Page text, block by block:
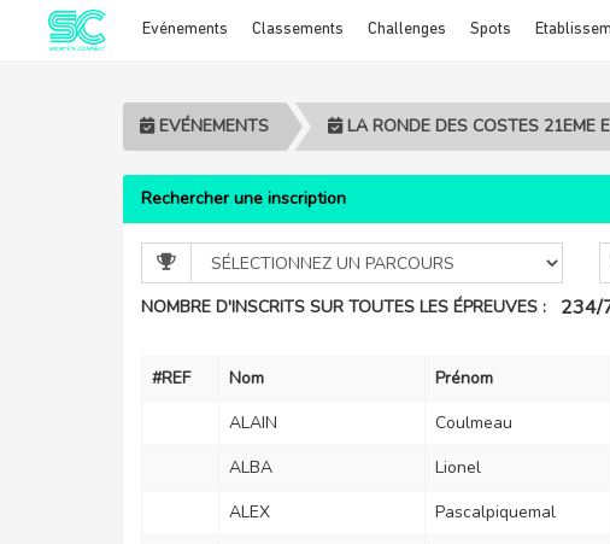
Evénements Classements Challenges Spots
EVÉNEMENTS LA RONDE DES COSTES 21EME
Rechercher une inscription
NOMBRE D'INSCRITS SUR TOUTES LES ÉPREUVES : 234/
#REF Nom Prénom
ALAIN
Coulmeau
ALBA Lionel
ALEX Pascalpiquemal